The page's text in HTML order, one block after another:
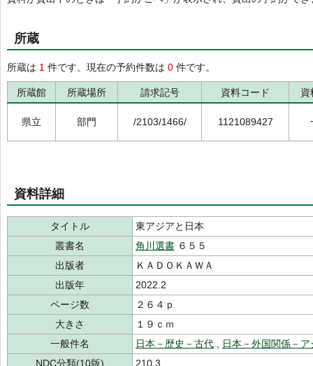
所蔵
所蔵は 1 件です。現在の予約件数は 0 件です。
所蔵館 所蔵場所 請求記号 資料コード 資
県立 部門 /2103/1466/ 1121089427
資料詳細
タイトル
東アジアと日本
叢書名
角川選書 ６５５
出版者
ＫＡＤＯＫＡＷＡ
出版年
2022.2
ページ数
２６４ｐ
大きさ
１９ｃｍ
一般件名
日本－歴史－古代
日本－外国関係－
NDC分類(10版)
210.3